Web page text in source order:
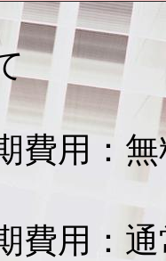
費用：
費用：